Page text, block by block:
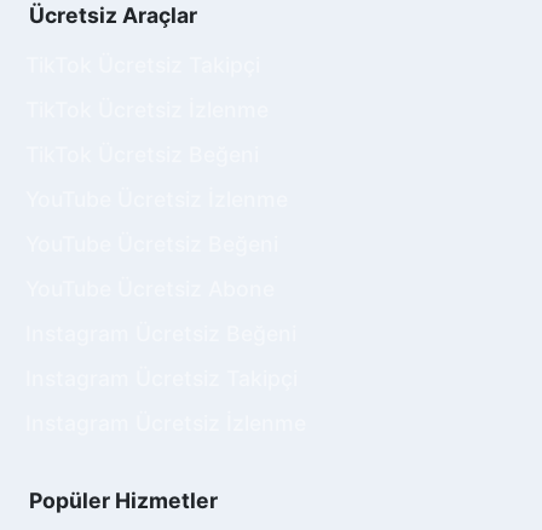
Ücretsiz Araçlar
Popüler Hizmetler